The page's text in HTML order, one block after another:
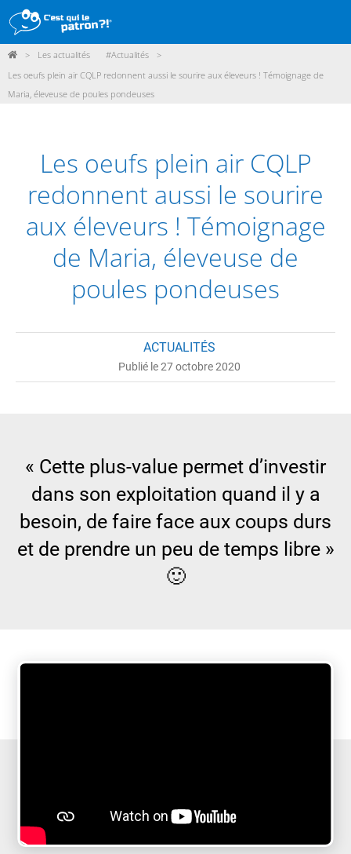
DÉMARCHE
PRODUITS
PARTICIPER
ACTUALITÉS
> Les actualités #Actualités
>
Les oeufs plein air CQLP redonnent aussi le sourire aux éleveurs ! Témoignage de
Maria, éleveuse de poules pondeuses
Les oeufs plein air CQLP
redonnent aussi le sourire
aux éleveurs ! Témoignage
de Maria, éleveuse de
poules pondeuses
ACTUALITÉS
Publié le 27 octobre 2020
« Cette plus-value permet d’investir
dans son exploitation quand il y a
besoin, de faire face aux coups durs
et de prendre un peu de temps libre »
🙂